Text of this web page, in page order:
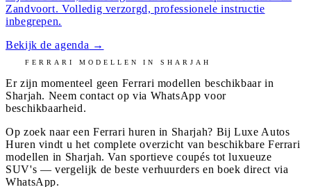
Zandvoort. Volledig verzorgd, professionele instructie
inbegrepen.
Bekijk de agenda →
FERRARI MODELLEN INSHARJAH
Er zijn momenteel geen Ferrari modellen beschikbaar in
Sharjah. Neem contact op via WhatsApp voor
beschikbaarheid.
Op zoek naar een Ferrari huren in Sharjah? Bij Luxe Autos
Huren vindt u het complete overzicht van beschikbare Ferrari
modellen in Sharjah. Van sportieve coupés tot luxueuze
SUV's — vergelijk de beste verhuurders en boek direct via
WhatsApp.